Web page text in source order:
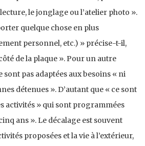
le jonglage ou l’atelier photo ».
quelque chose en plus
personnel, etc.) » précise-t-il,
de la plaque ». Pour un autre
sont pas adaptées aux besoins « ni
détenues ». D’autant que « ce sont
activités » qui sont programmées
ans ». Le décalage est souvent
proposées et la vie à l’extérieur,